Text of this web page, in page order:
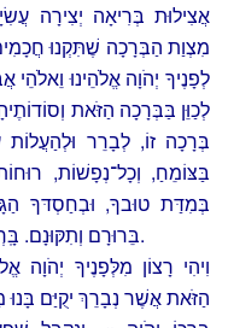
אֲצִילוּת בְּרִיאָה יְצִירָה
מִצְוַת הַבְּרָכָה שֶׁתִּקְנוּ
לְפָנֶיךָ יְהֹוָה אֱלֹהֵינוּ וֵאלֹהֵי
לְכַוֵּן בַּבְּרָכָה הַזֹּאת
בְּרָכָה זוֹ, לְבָרֵר
בַּצּוֹמֵחַ, וְכָל־נְפָשׁוֹת,
בְּמִדַּת טוּבךָ, וּבְחַסְדּךָ
בֵּרוּרָם וְתִקּוּנָם. בָּֽרְכֵם טַהֲרֵם, רַחֲמֵי צִדְקָתֶךָ, תָּמִיד גְּמְלֵם.
וִיהִי רָצוֹן מִלְּפָנֶיךָ יְהֹוָה
הַזֹּאת אֲשֶׁר נְבָרֵךְ יקֻיַּם